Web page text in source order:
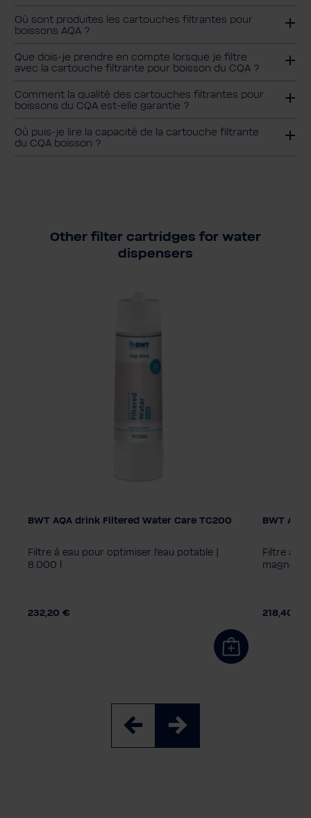
Où sont produites les cartouches filtrantes pour
boissons AQA ?
Que dois-je prendre en compte lorsque je filtre
avec la cartouche filtrante pour boisson du CQA ?
Comment la qualité des cartouches filtrantes pour
boissons du CQA est-elle garantie ?
Où puis-je lire la capacité de la cartouche filtrante
du CQA boisson ?
Other filter cartridges for water
dispensers
BWT AQA drink Filtered Water Care TC200
Filtre à eau pour optimiser l'eau potable |
8.000 l
232,20 €
AQA
BWT
Filtre à
218,40 €